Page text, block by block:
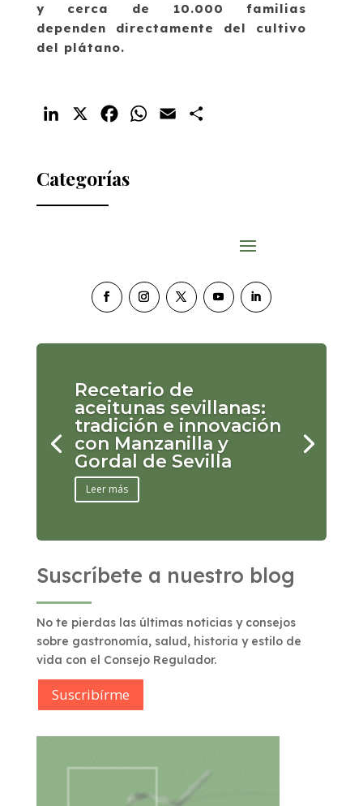
y cerca de 10.000 familias
dependen directamente del cultivo
del plátano.
LinkedIn FacebookWhatsApp
Email
Categorías
Recetario de
aceitunas sevillanas:
tradición e innovación
con Manzanilla y
Gordal de Sevilla
Leer más
Suscríbete a nuestro blog
No te pierdas las últimas noticias y consejos
sobre gastronomía, salud, historia y estilo de
vida con el Consejo Regulador.
Suscribírme